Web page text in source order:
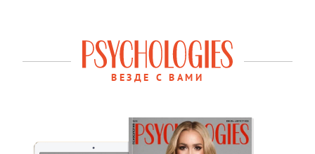
ВЕЗДЕ С ВАМИ